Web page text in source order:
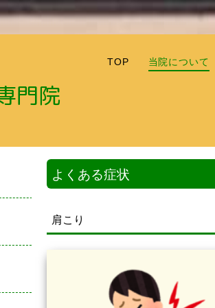
門院
TOP 当院について
よくある症状
肩こり